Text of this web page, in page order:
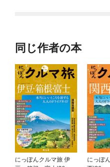
同じ作者の本
にっぽんクルマ旅 伊
にっぽ